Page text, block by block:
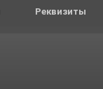
Реквизиты